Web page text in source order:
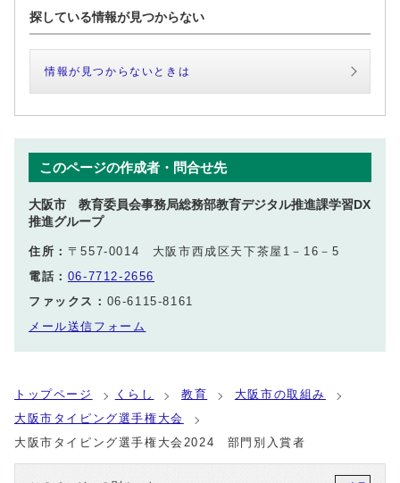
探している情報が見つからない
情報が見つからないときは
このページの作成者・問合せ先
大阪市 教育委員会事務局総務部教育デジタル推進課学習DX
推進グループ
住所： 〒557-0014 大阪市西成区天下茶屋1－16－5
電話： 06-7712-2656
ファックス： 06-6115-8161
メール送信フォーム
トップページ くらし 教育
大阪市の取組み
大阪市タイピング選手権大会
大阪市タイピング選手権大会2024 部門別入賞者